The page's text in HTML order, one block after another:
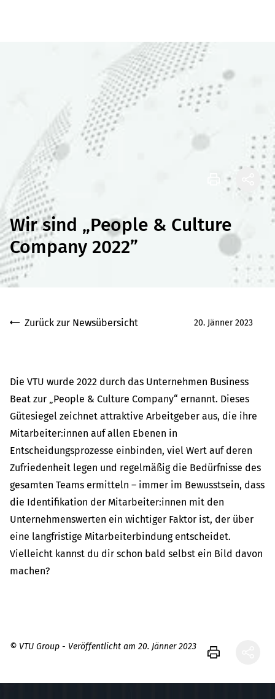
Wir sind „People & Culture
Company 2022”
Zurück zur Newsübersicht 20. Jänner 2023
Die VTU wurde 2022 durch das Unternehmen Business
Beat zur „People & Culture Company“ ernannt. Dieses
Gütesiegel zeichnet attraktive Arbeitgeber aus, die ihre
Mitarbeiter:innen auf allen Ebenen in
Entscheidungsprozesse einbinden, viel Wert auf deren
Zufriedenheit legen und regelmäßig die Bedürfnisse des
gesamten Teams ermitteln – immer im Bewusstsein, dass
die Identifikation der Mitarbeiter:innen mit den
Unternehmenswerten ein wichtiger Faktor ist, der über
eine langfristige Mitarbeiterbindung entscheidet.
Vielleicht kannst du dir schon bald selbst ein Bild davon
machen?
© VTU Group - Veröffentlicht am 20. Jänner 2023